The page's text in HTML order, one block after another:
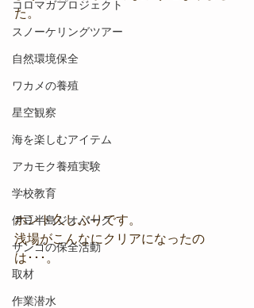
コロマガプロジェクト
スノーケリングツアー
自然環境保全
ワカメの養殖
星空観察
海を楽しむアイテム
アカモク養殖実験
学校教育
伊豆半島ジオパーク
サンゴの保全活動
取材
作業潜水
た。
ホント久しぶりです。
浅場がこんなにクリアになったの
は･･･。